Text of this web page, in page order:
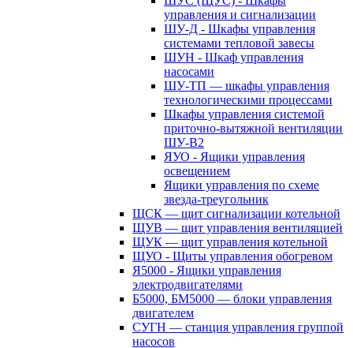
управления и сигнализации
ШУ-Д - Шкафы управления
системами тепловой завесы
ШУН - Шкаф управления
насосами
ШУ-ТП — шкафы управления
технологическими процессами
Шкафы управления системой
приточно-вытяжной вентиляции
ШУ-В2
ЯУО - Ящики управления
освещением
Ящики управления по схеме
звезда-треугольник
ЩСК — щит сигнализации котельной
ЩУВ — щит управления вентиляцией
ЩУК — щит управления котельной
ЩУО - Щиты управления обогревом
Я5000 - Ящики управления
электродвигателями
Б5000, БМ5000 — блоки управления
двигателем
СУГН — станция управления группой
насосов